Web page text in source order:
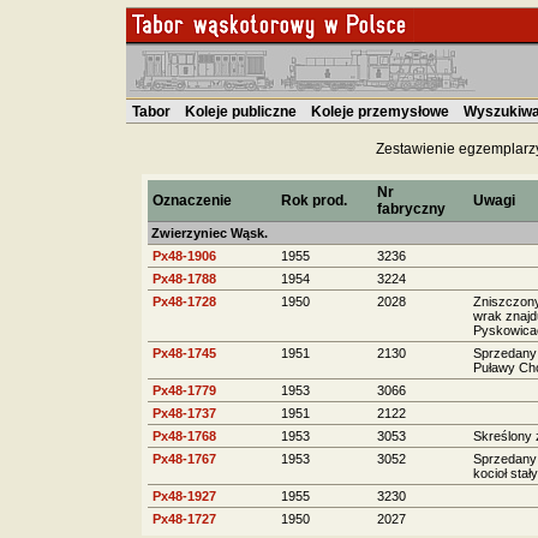
Tabor Koleje publiczne Koleje przemysłowe
Zestawienie
Oznaczenie Rok prod.
Nr
fabryczny
Uwagi
Zwierzyniec Wąsk.
Px48-1906
1955
3236
Px48-1788
1954
3224
Px48-1728
1950 2028
wrak
Px48-1745
1951 2130
Sprzedany
Puławy
Px48-1779
1953
3066
Px48-1737
1951
2122
Px48-1768
1953 3053
Skreślony
Px48-1767
1953 3052
kocioł stały
Px48-1927
1955
3230
Px48-1727
1950 2027